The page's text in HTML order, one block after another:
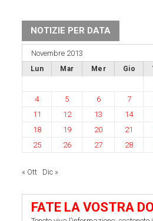
NOTIZIE PER DATA
Novembre 2013
Lun Mar Mer Gio
4
5 6 7
11
12 13 14
18
19 20 21
25
26 27 28
« Ott Dic »
FATE LA VOSTRA